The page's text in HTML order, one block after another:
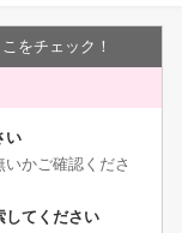
をチェック！
い
かご確認くださ
してください